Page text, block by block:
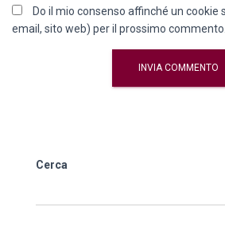
Do il mio consenso affinché un cookie
email, sito web) per il prossimo commento.
Cerca